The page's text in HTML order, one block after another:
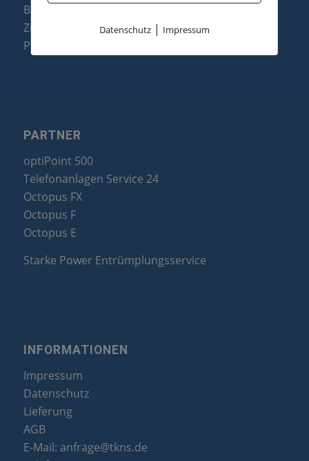
Baugruppen
Zubehör & Ersatzteile
Produktzusammenfassung
PARTNER
optiPoint 500
Telefonanlagen Service 24
Octopus FX
Octopus F
Octopus E
Starke Power Entrümplungsservice
INFORMATIONEN
Impressum
Datenschutz
Lieferung
AGB
E-Mail: anfrage@tkns.de
Datenschutz| Impressum